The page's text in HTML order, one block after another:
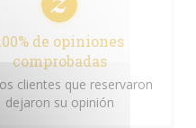
de opiniones
comprobadas
clientes que reservaron
dejaron su opinión